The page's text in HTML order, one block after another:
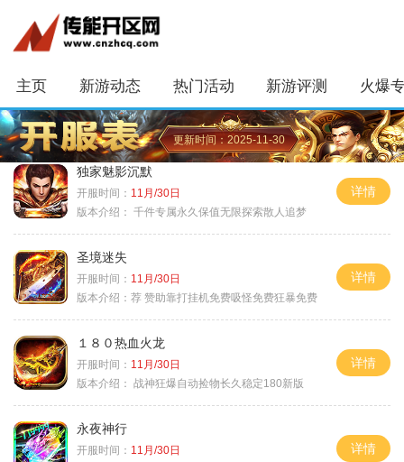
主页 新游动态 热门活动 新游评测 火爆
更新时间：2025-11-30
独家魅影沉默
开服时间： 11月/30日
版本介绍： 千件专属永久保值无限探索散人追梦
详情
圣境迷失
开服时间： 11月/30日
版本介绍： 荐 赞助靠打挂机免费吸怪免费狂暴免费
详情
１８０热血火龙
开服时间： 11月/30日
版本介绍： 战神狂爆自动捡物长久稳定180新版
详情
永夜神行
开服时间： 11月/30日
详情